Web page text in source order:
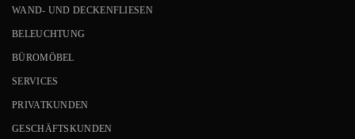
WAND- UND DECKENFLIESEN
BELEUCHTUNG
BÜROMÖBEL
SERVICES
PRIVATKUNDEN
GESCHÄFTSKUNDEN